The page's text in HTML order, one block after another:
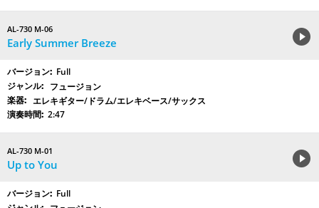
AL-730 M-06
Early Summer Breeze
Full
フュージョン
エレキギター/ドラム/エレキベース/サックス
2:47
AL-730 M-01
Up to You
Full